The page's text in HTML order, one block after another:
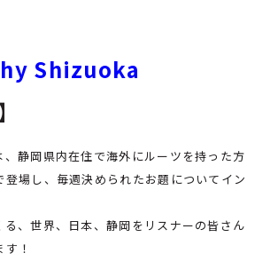
Shizuoka
、静岡県内在住で海外にルーツを持った方
登場し、毎週決められたお題についてイン
る、世界、日本、静岡をリスナーの皆さん
！